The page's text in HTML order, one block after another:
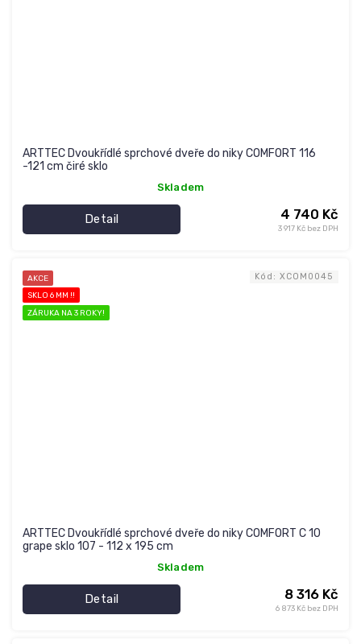
ARTTEC Dvoukřídlé sprchové dveře do niky COMFORT 116
-121 cm čiré sklo
Skladem
3 917 Kč bez DPH
4 740 Kč
Detail
AKCE
SKLO 6 MM !!
ZÁRUKA NA 3 ROKY!
ARTTEC Dvoukřídlé sprchové dveře do niky COMFORT C 10
grape sklo 107 - 112 x 195 cm
Skladem
6 873 Kč bez DPH
8 316 Kč
Detail
Kód: XCOM0045